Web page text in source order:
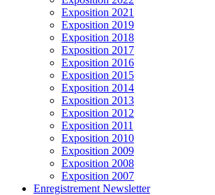
Exposition 2021
Exposition 2019
Exposition 2018
Exposition 2017
Exposition 2016
Exposition 2015
Exposition 2014
Exposition 2013
Exposition 2012
Exposition 2011
Exposition 2010
Exposition 2009
Exposition 2008
Exposition 2007
Enregistrement Newsletter